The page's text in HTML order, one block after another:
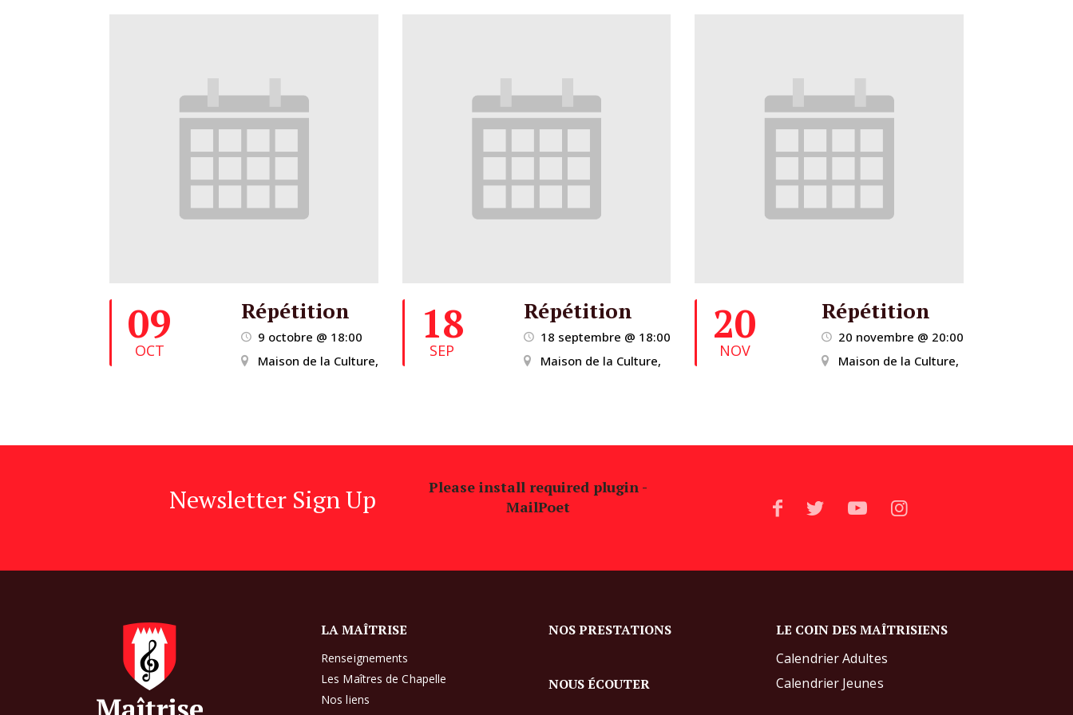
09
OCT
Répétition
9 octobre @ 18:00
Maison de la Culture,
18
SEP
Répétition
18 septembre @ 18:00
Maison de la Culture,
20
NOV
Répétition
20 novembre @ 20:00
Maison de la Culture,
Newsletter Sign Up
Please install required plugin -
MailPoet
LA MAÎTRISE
Renseignements
Les Maîtres de Chapelle
Nos liens
NOS PRESTATIONS
NOUS ÉCOUTER
LE COIN DES MAÎTRISIENS
Calendrier Adultes
Calendrier Jeunes